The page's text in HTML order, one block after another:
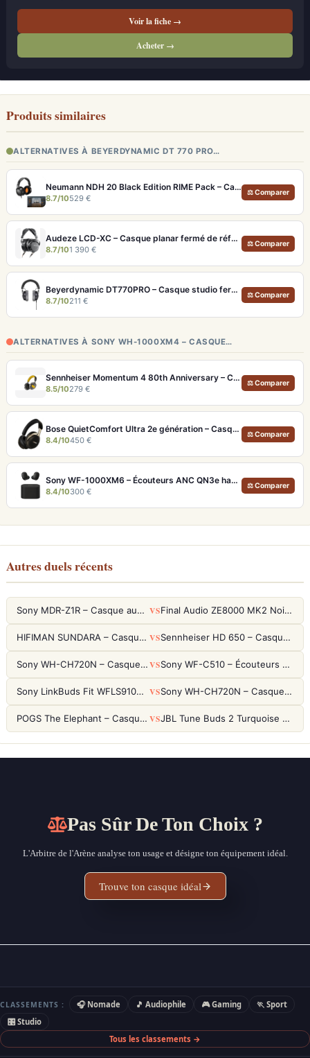
Voir la fiche →
Acheter →
Produits similaires
ALTERNATIVES À BEYERDYNAMIC DT 770 PRO…
Neumann NDH 20 Black Edition RIME Pack – Casque studio fermé pour monitoring pro et immersion binaurale
8.7/10529 €
⚖ Comparer
Audeze LCD-XC – Casque planar fermé de référence pour studio et audiophile
8.7/101 390 €
⚖ Comparer
Beyerdynamic DT770PRO – Casque studio fermé pour un monitoring précis et isolé
8.7/10211 €
⚖ Comparer
ALTERNATIVES À SONY WH-1000XM4 – CASQUE…
Sennheiser Momentum 4 80th Anniversary – Casque Bluetooth édition limitée 60h
8.5/10279 €
⚖ Comparer
Bose QuietComfort Ultra 2e génération – Casque ANC premium avec son immersif spatial et 30h d'autonomie
8.4/10450 €
⚖ Comparer
Sony WF-1000XM6 – Écouteurs ANC QN3e haute fidélité
8.4/10300 €
⚖ Comparer
Autres duels récents
Sony MDR-Z1R – Casque audiophile fermé haute résolution VS Final Audio ZE8000 MK2 Noir – Écouteurs True Wireless audiophiles 8K Sound
HIFIMAN SUNDARA – Casque Planar Magnetic Ouvert Over-Ear Audiophile VS Sennheiser HD 650 – Casque audiophile ouvert pour l'écoute analytique
Sony WH-CH720N – Casque ANC 35h, Ultra-léger (192g) avec Processeur V1 VS Sony WF-C510 – Écouteurs True Wireless compacts, autonomie 22h et multipoint
Sony LinkBuds Fit WFLS910NW Blanc – Écouteurs Sport Ailes ANC VS Sony WH-CH720N – Casque ANC 35h, Ultra-léger (192g) avec Processeur V1
POGS The Elephant – Casque Filaire Enfants 85dB POGS-Safe™ (Éco-Responsable) VS JBL Tune Buds 2 Turquoise – Écouteurs True Wireless avec ANC et autonomie 48h
Pas Sûr De Ton Choix ?
L'Arbitre de l'Arène analyse ton usage et désigne ton équipement idéal.
Trouve ton casque idéal
CLASSEMENTS : 🎧 Nomade 🎵 Audiophile 🎮 Gaming
🏃 Sport
🎛 Studio
Tous les classements →